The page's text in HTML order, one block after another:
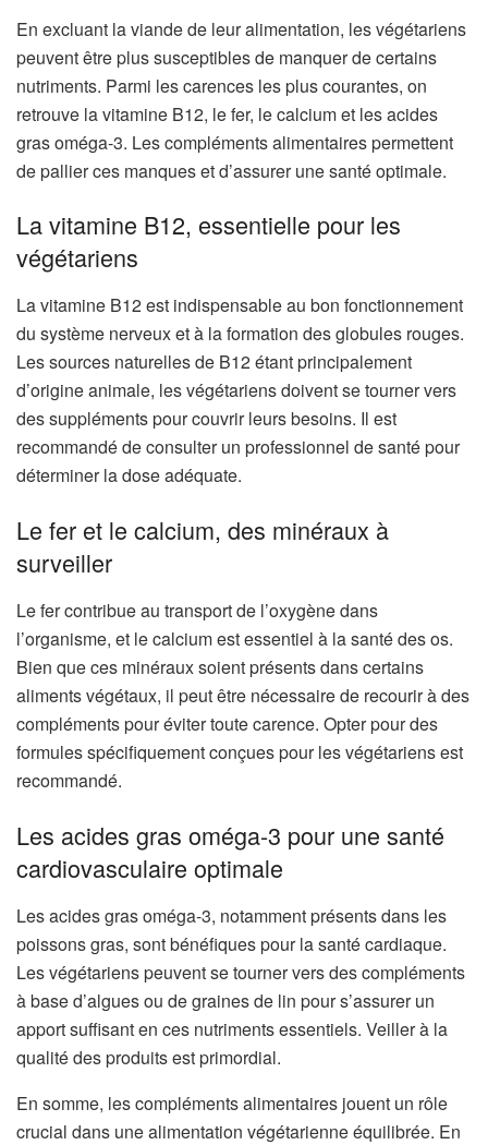
En excluant la viande de leur alimentation, les végétariens
peuvent être plus susceptibles de manquer de certains
nutriments. Parmi les carences les plus courantes, on
retrouve la vitamine B12, le fer, le calcium et les acides
gras oméga-3. Les compléments alimentaires permettent
de pallier ces manques et d’assurer une santé optimale.
La vitamine B12, essentielle pour les
végétariens
La vitamine B12 est indispensable au bon fonctionnement
du système nerveux et à la formation des globules rouges.
Les sources naturelles de B12 étant principalement
d’origine animale, les végétariens doivent se tourner vers
des suppléments pour couvrir leurs besoins. Il est
recommandé de consulter un professionnel de santé pour
déterminer la dose adéquate.
Le fer et le calcium, des minéraux à
surveiller
Le fer contribue au transport de l’oxygène dans
l’organisme, et le calcium est essentiel à la santé des os.
Bien que ces minéraux soient présents dans certains
aliments végétaux, il peut être nécessaire de recourir à des
compléments pour éviter toute carence. Opter pour des
formules spécifiquement conçues pour les végétariens est
recommandé.
Les acides gras oméga-3 pour une santé
cardiovasculaire optimale
Les acides gras oméga-3, notamment présents dans les
poissons gras, sont bénéfiques pour la santé cardiaque.
Les végétariens peuvent se tourner vers des compléments
à base d’algues ou de graines de lin pour s’assurer un
apport suffisant en ces nutriments essentiels. Veiller à la
qualité des produits est primordial.
En somme, les compléments alimentaires jouent un rôle
crucial dans une alimentation végétarienne équilibrée. En